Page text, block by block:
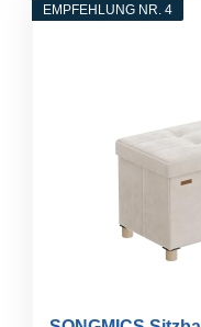
EMPFEHLUNG NR. 4